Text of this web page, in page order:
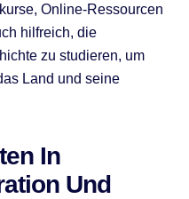
Online-Ressourcen
hilfreich, die
zu studieren, um
Land und seine
In
Und